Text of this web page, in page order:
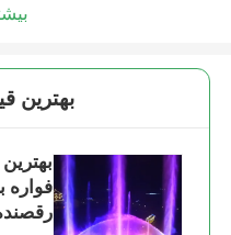
بهترين
فواره